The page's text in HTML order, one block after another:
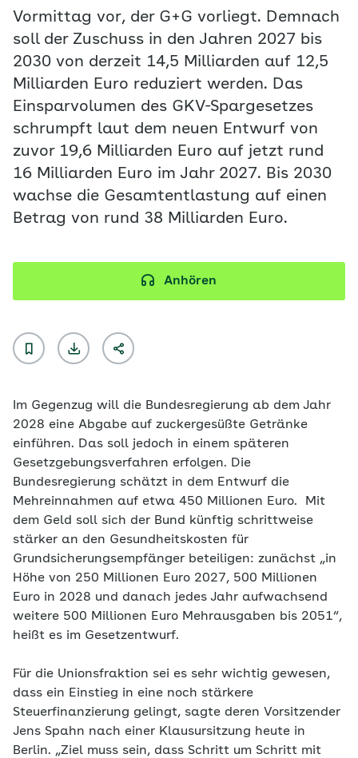
Vormittag vor, der G+G vorliegt. Demnach
soll der Zuschuss in den Jahren 2027 bis
2030 von derzeit 14,5 Milliarden auf 12,5
Milliarden Euro reduziert werden. Das
Einsparvolumen des GKV-Spargesetzes
schrumpft laut dem neuen Entwurf von
zuvor 19,6 Milliarden Euro auf jetzt rund
16 Milliarden Euro im Jahr 2027. Bis 2030
wachse die Gesamtentlastung auf einen
Betrag von rund 38 Milliarden Euro.
Anhören
Im Gegenzug will die Bundesregierung ab dem Jahr
2028 eine Abgabe auf zuckergesüßte Getränke
einführen. Das soll jedoch in einem späteren
Gesetzgebungsverfahren erfolgen. Die
Bundesregierung schätzt in dem Entwurf die
Mehreinnahmen auf etwa 450 Millionen Euro. Mit
dem Geld soll sich der Bund künftig schrittweise
stärker an den Gesundheitskosten für
Grundsicherungsempfänger beteiligen: zunächst „in
Höhe von 250 Millionen Euro 2027, 500 Millionen
Euro in 2028 und danach jedes Jahr aufwachsend
weitere 500 Millionen Euro Mehrausgaben bis 2051“,
heißt es im Gesetzentwurf.
Für die Unionsfraktion sei es sehr wichtig gewesen,
dass ein Einstieg in eine noch stärkere
Steuerfinanzierung gelingt, sagte deren Vorsitzender
Jens Spahn nach einer Klausursitzung heute in
Berlin. „Ziel muss sein, dass Schritt um Schritt mit